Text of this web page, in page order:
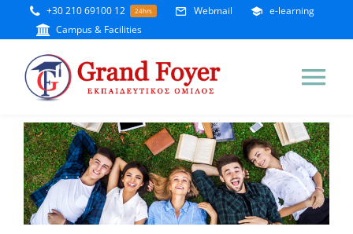
content
+30 210 69100 12 24hrs Webmail
e-learning
Campus & Facilities
Αρχική
Η Σχολή